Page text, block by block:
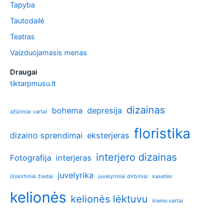
Tapyba
Tautodailė
Teatras
Vaizduojamasis menas
Draugai
tiktarpmusu.lt
ažūriniai vartai bohema depresija dizainas
dizaino sprendimai eksterjeras floristika
Fotografija interjeras interjero dizainas
išskirtiniai žiedai juvelyrika juvelyriniai dirbiniai kasetės
kelionės kelionės lėktuvu kiemo vartai